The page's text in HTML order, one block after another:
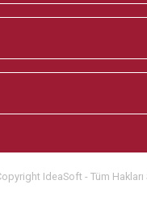
IdeaSoft - Tüm Hakları